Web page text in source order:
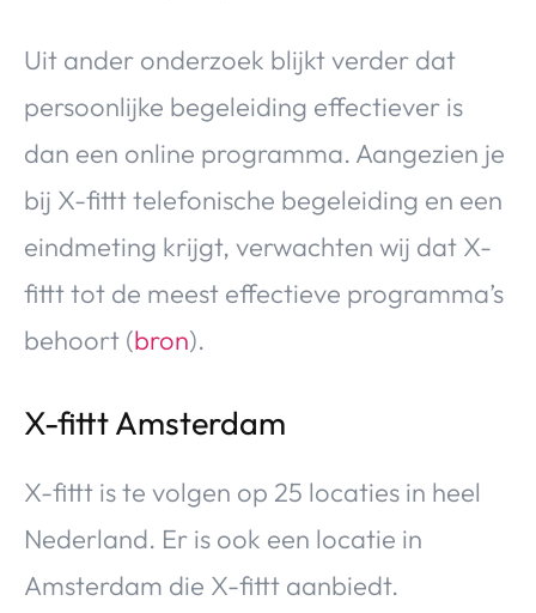
Uit ander onderzoek blijkt verder dat
persoonlijke begeleiding effectiever is
dan een online programma. Aangezien je
bij X-fittt telefonische begeleiding en een
eindmeting krijgt, verwachten wij dat X-
fittt tot de meest effectieve programma’s
behoort (bron).
X-fittt Amsterdam
X-fittt is te volgen op 25 locaties in heel
Nederland. Er is ook een locatie in
Amsterdam die X-fittt aanbiedt.